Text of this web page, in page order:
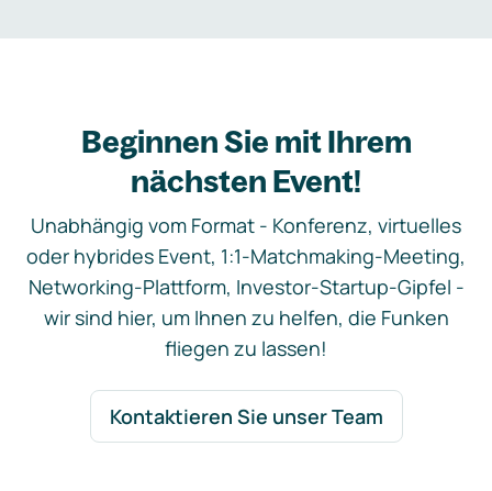
Beginnen Sie mit Ihrem
nächsten Event!
Unabhängig vom Format - Konferenz, virtuelles
oder hybrides Event, 1:1-Matchmaking-Meeting,
Networking-Plattform, Investor-Startup-Gipfel -
wir sind hier, um Ihnen zu helfen, die Funken
fliegen zu lassen!
Kontaktieren Sie unser Team